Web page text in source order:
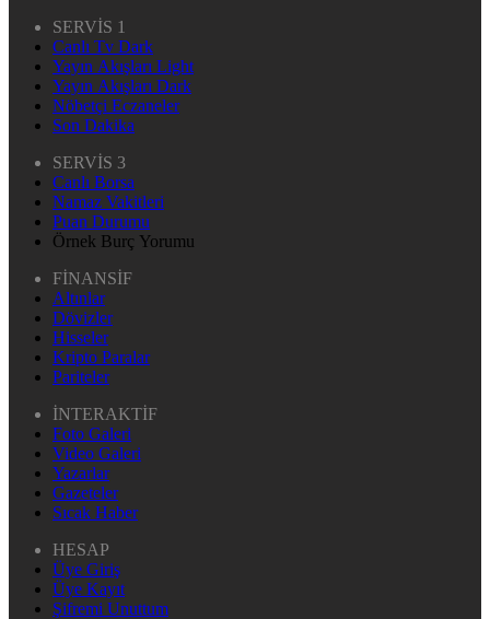
SERVİS 1
Canlı Tv Dark
Yayın Akışları Light
Yayın Akışları Dark
Nöbetçi Eczaneler
Son Dakika
SERVİS 3
Canlı Borsa
Namaz Vakitleri
Puan Durumu
Örnek Burç Yorumu
FİNANSİF
Altınlar
Dövizler
Hisseler
Kripto Paralar
Pariteler
İNTERAKTİF
Foto Galeri
Video Galeri
Yazarlar
Gazeteler
Sıcak Haber
HESAP
Üye Giriş
Üye Kayıt
Şifremi Unuttum